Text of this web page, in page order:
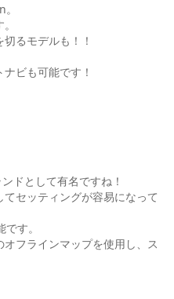
るモデルも！！
ビも可能です！
ドとして有名ですね！
セッティングが容易になって
す。
フラインマップを使用し、ス